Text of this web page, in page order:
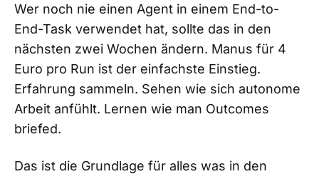
Wer noch nie einen Agent in einem End-to-
End-Task verwendet hat, sollte das in den
nächsten zwei Wochen ändern. Manus für 4
Euro pro Run ist der einfachste Einstieg.
Erfahrung sammeln. Sehen wie sich autonome
Arbeit anfühlt. Lernen wie man Outcomes
briefed.
Das ist die Grundlage für alles was in den